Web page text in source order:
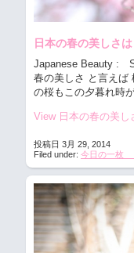
日本の春の美しさ
Japanese Beauty :
春の美しさ と言えば
の桜もこの夕暮れ時
View 日本の春の美
投稿日 3月 29, 2014
Filed under: 今日の一枚